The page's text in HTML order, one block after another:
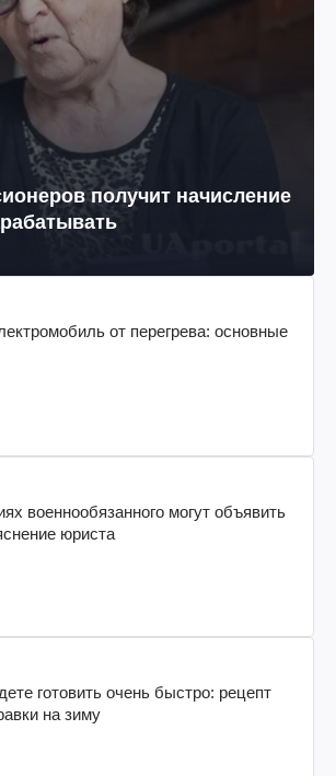
получит начисление
от перегрева: основные
военнообязанного могут объявить
юриста
готовить очень быстро: рецепт
на зиму